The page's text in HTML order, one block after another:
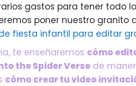
gastos para tener todo
poner nuestro granito
fiesta infantil para editar
te enseñaremos cómo
the Spider Versede
cómo crear tu video